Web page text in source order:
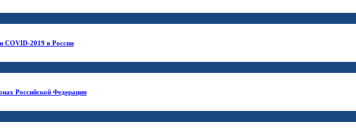
COVID-2019 в России
Российской Федерации